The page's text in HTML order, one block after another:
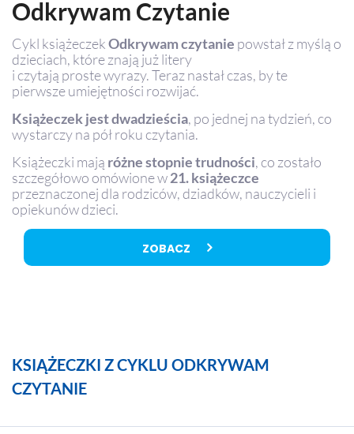
Odkrywam Czytanie
Cykl książeczekOdkrywam czytanie powstał z myślą o
dzieciach, które znają już litery
i czytają proste wyrazy. Teraz nastał czas, by te
pierwsze umiejętności rozwijać.
Książeczek jest dwadzieścia, po jednej na tydzień, co
wystarczy na pół roku czytania.
Książeczki mają różne stopnie trudności, co zostało
szczegółowo omówione w21. książeczce
przeznaczonej dla rodziców, dziadków, nauczycieli i
opiekunów dzieci.
ZOBACZ
KSIĄŻECZKI Z CYKLU ODKRYWAM
CZYTANIE